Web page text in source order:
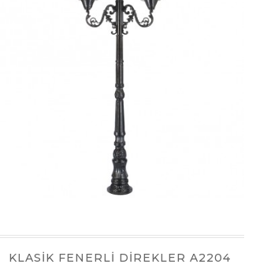
KLASİK FENERLİ DİREKLER A2204